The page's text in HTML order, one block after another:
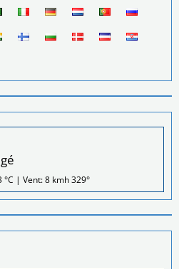
°C | Vent: 8 kmh 329°